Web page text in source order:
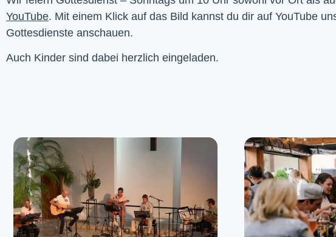
YouTube. Mit einem Klick auf das Bild kannst du dir auf YouTube
Gottesdienste anschauen.
Auch Kinder sind dabei herzlich eingeladen.